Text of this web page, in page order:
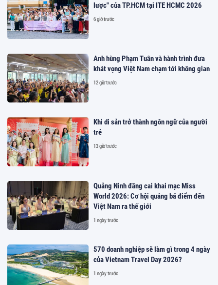
lược" của TP.HCM tại ITE HCMC 2026
6 giờ trước
Anh hùng Phạm Tuân và hành trình đưa
khát vọng Việt Nam chạm tới không gian
12 giờ trước
Khi di sản trở thành ngôn ngữ của người
trẻ
13 giờ trước
Quảng Ninh đăng cai khai mạc Miss
World 2026: Cơ hội quảng bá điểm đến
Việt Nam ra thế giới
1 ngày trước
570 doanh nghiệp sẽ làm gì trong 4 ngày
của Vietnam Travel Day 2026?
1 ngày trước